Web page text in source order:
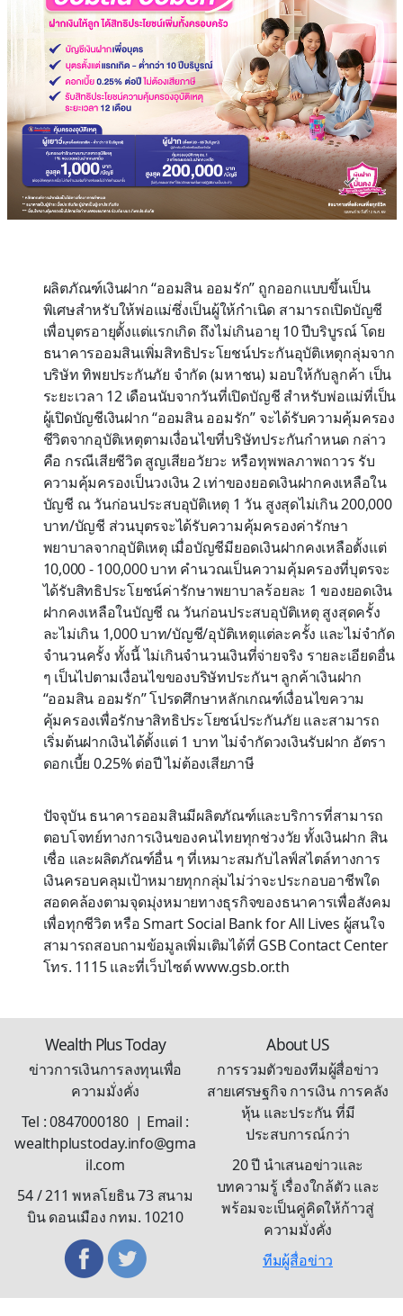
ผลิตภัณฑ์เงินฝาก “ออมสิน ออมรัก” ถูกออกแบบขึ้นเป็น
พิเศษสำหรับให้พ่อแม่ซึ่งเป็นผู้ให้กำเนิด สามารถเปิดบัญชี
เพื่อบุตรอายุตั้งแต่แรกเกิด ถึงไม่เกินอายุ 10 ปีบริบูรณ์ โดย
ธนาคารออมสินเพิ่มสิทธิประโยชน์ประกันอุบัติเหตุกลุ่มจาก
บริษัท ทิพยประกันภัย จำกัด (มหาชน) มอบให้กับลูกค้า เป็น
ระยะเวลา 12 เดือนนับจากวันที่เปิดบัญชี สำหรับพ่อแม่ที่เป็น
ผู้เปิดบัญชีเงินฝาก “ออมสิน ออมรัก” จะได้รับความคุ้มครอง
ชีวิตจากอุบัติเหตุตามเงื่อนไขที่บริษัทประกันกำหนด กล่าว
คือ กรณีเสียชีวิต สูญเสียอวัยวะ หรือทุพพลภาพถาวร รับ
ความคุ้มครองเป็นวงเงิน 2 เท่าของยอดเงินฝากคงเหลือใน
บัญชี ณ วันก่อนประสบอุบัติเหตุ 1 วัน สูงสุดไม่เกิน 200,000
บาท/บัญชี ส่วนบุตรจะได้รับความคุ้มครองค่ารักษา
พยาบาลจากอุบัติเหตุ เมื่อบัญชีมียอดเงินฝากคงเหลือตั้งแต่
10,000 - 100,000 บาท คำนวณเป็นความคุ้มครองที่บุตรจะ
ได้รับสิทธิประโยชน์ค่ารักษาพยาบาลร้อยละ 1 ของยอดเงิน
ฝากคงเหลือในบัญชี ณ วันก่อนประสบอุบัติเหตุ สูงสุดครั้ง
ละไม่เกิน 1,000 บาท/บัญชี/อุบัติเหตุแต่ละครั้ง และไม่จำกัด
จำนวนครั้ง ทั้งนี้ ไม่เกินจำนวนเงินที่จ่ายจริง รายละเอียดอื่น
ๆ เป็นไปตามเงื่อนไขของบริษัทประกันฯ ลูกค้าเงินฝาก
“ออมสิน ออมรัก” โปรดศึกษาหลักเกณฑ์เงื่อนไขความ
คุ้มครองเพื่อรักษาสิทธิประโยชน์ประกันภัย และสามารถ
เริ่มต้นฝากเงินได้ตั้งแต่ 1 บาท ไม่จำกัดวงเงินรับฝาก อัตรา
ดอกเบี้ย 0.25% ต่อปี ไม่ต้องเสียภาษี
ปัจจุบัน ธนาคารออมสินมีผลิตภัณฑ์และบริการที่สามารถ
ตอบโจทย์ทางการเงินของคนไทยทุกช่วงวัย ทั้งเงินฝาก สิน
เชื่อ และผลิตภัณฑ์อื่น ๆ ที่เหมาะสมกับไลฟ์สไตล์ทางการ
เงินครอบคลุมเป้าหมายทุกกลุ่มไม่ว่าจะประกอบอาชีพใด
สอดคล้องตามจุดมุ่งหมายทางธุรกิจของธนาคารเพื่อสังคม
เพื่อทุกชีวิต หรือ Smart Social Bank for All Lives ผู้สนใจ
สามารถสอบถามข้อมูลเพิ่มเติมได้ที่ GSB Contact Center
โทร. 1115 และที่เว็บไซต์ www.gsb.or.th
Wealth Plus Today
ข่าวการเงินการลงทุนเพื่อ
ความมั่งคั่ง
Tel : 0847000180 | Email :
wealthplustoday.info@gma
il.com
54 / 211 พหลโยธิน 73 สนาม
บิน ดอนเมือง กทม. 10210
About US
การรวมตัวของทีมผู้สื่อข่าว
สายเศรษฐกิจ การเงิน การคลัง
หุ้น และประกัน ที่มี
ประสบการณ์กว่า
20 ปี นำเสนอข่าวและ
บทความรู้ เรื่องใกล้ตัว และ
พร้อมจะเป็นคู่คิดให้ก้าวสู่
ความมั่งคั่ง
ทีมผู้สื่อข่าว